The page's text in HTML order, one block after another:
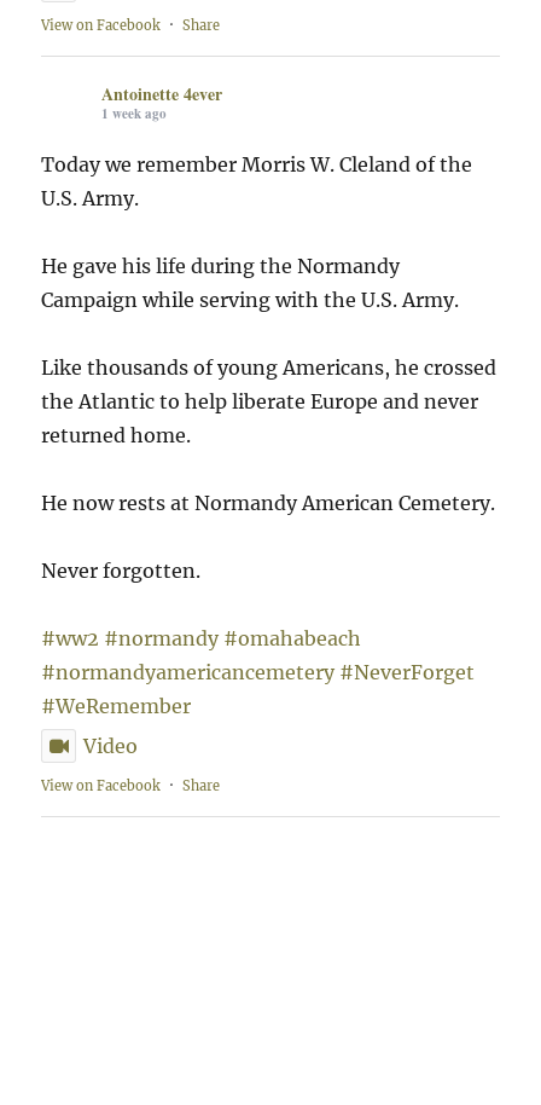
View on Facebook · Share
Antoinette 4ever
1 week ago
Today we remember Morris W. Cleland of the
U.S. Army.
He gave his life during the Normandy
Campaign while serving with the U.S. Army.
Like thousands of young Americans, he crossed
the Atlantic to help liberate Europe and never
returned home.
He now rests at Normandy American Cemetery.
Never forgotten.
#ww2 #normandy #omahabeach
#normandyamericancemetery #NeverForget
#WeRemember
Video
View on Facebook · Share